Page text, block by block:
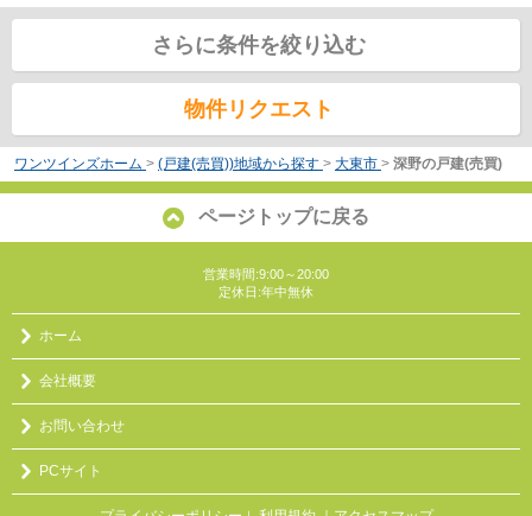
さらに条件を絞り込む
物件リクエスト
ワンツインズホーム > (戸建(売買))地域から探す > 大東市 > 深野の戸建(売買)
ページトップに戻る
営業時間:9:00～20:00
定休日:年中無休
ホーム
会社概要
お問い合わせ
PCサイト